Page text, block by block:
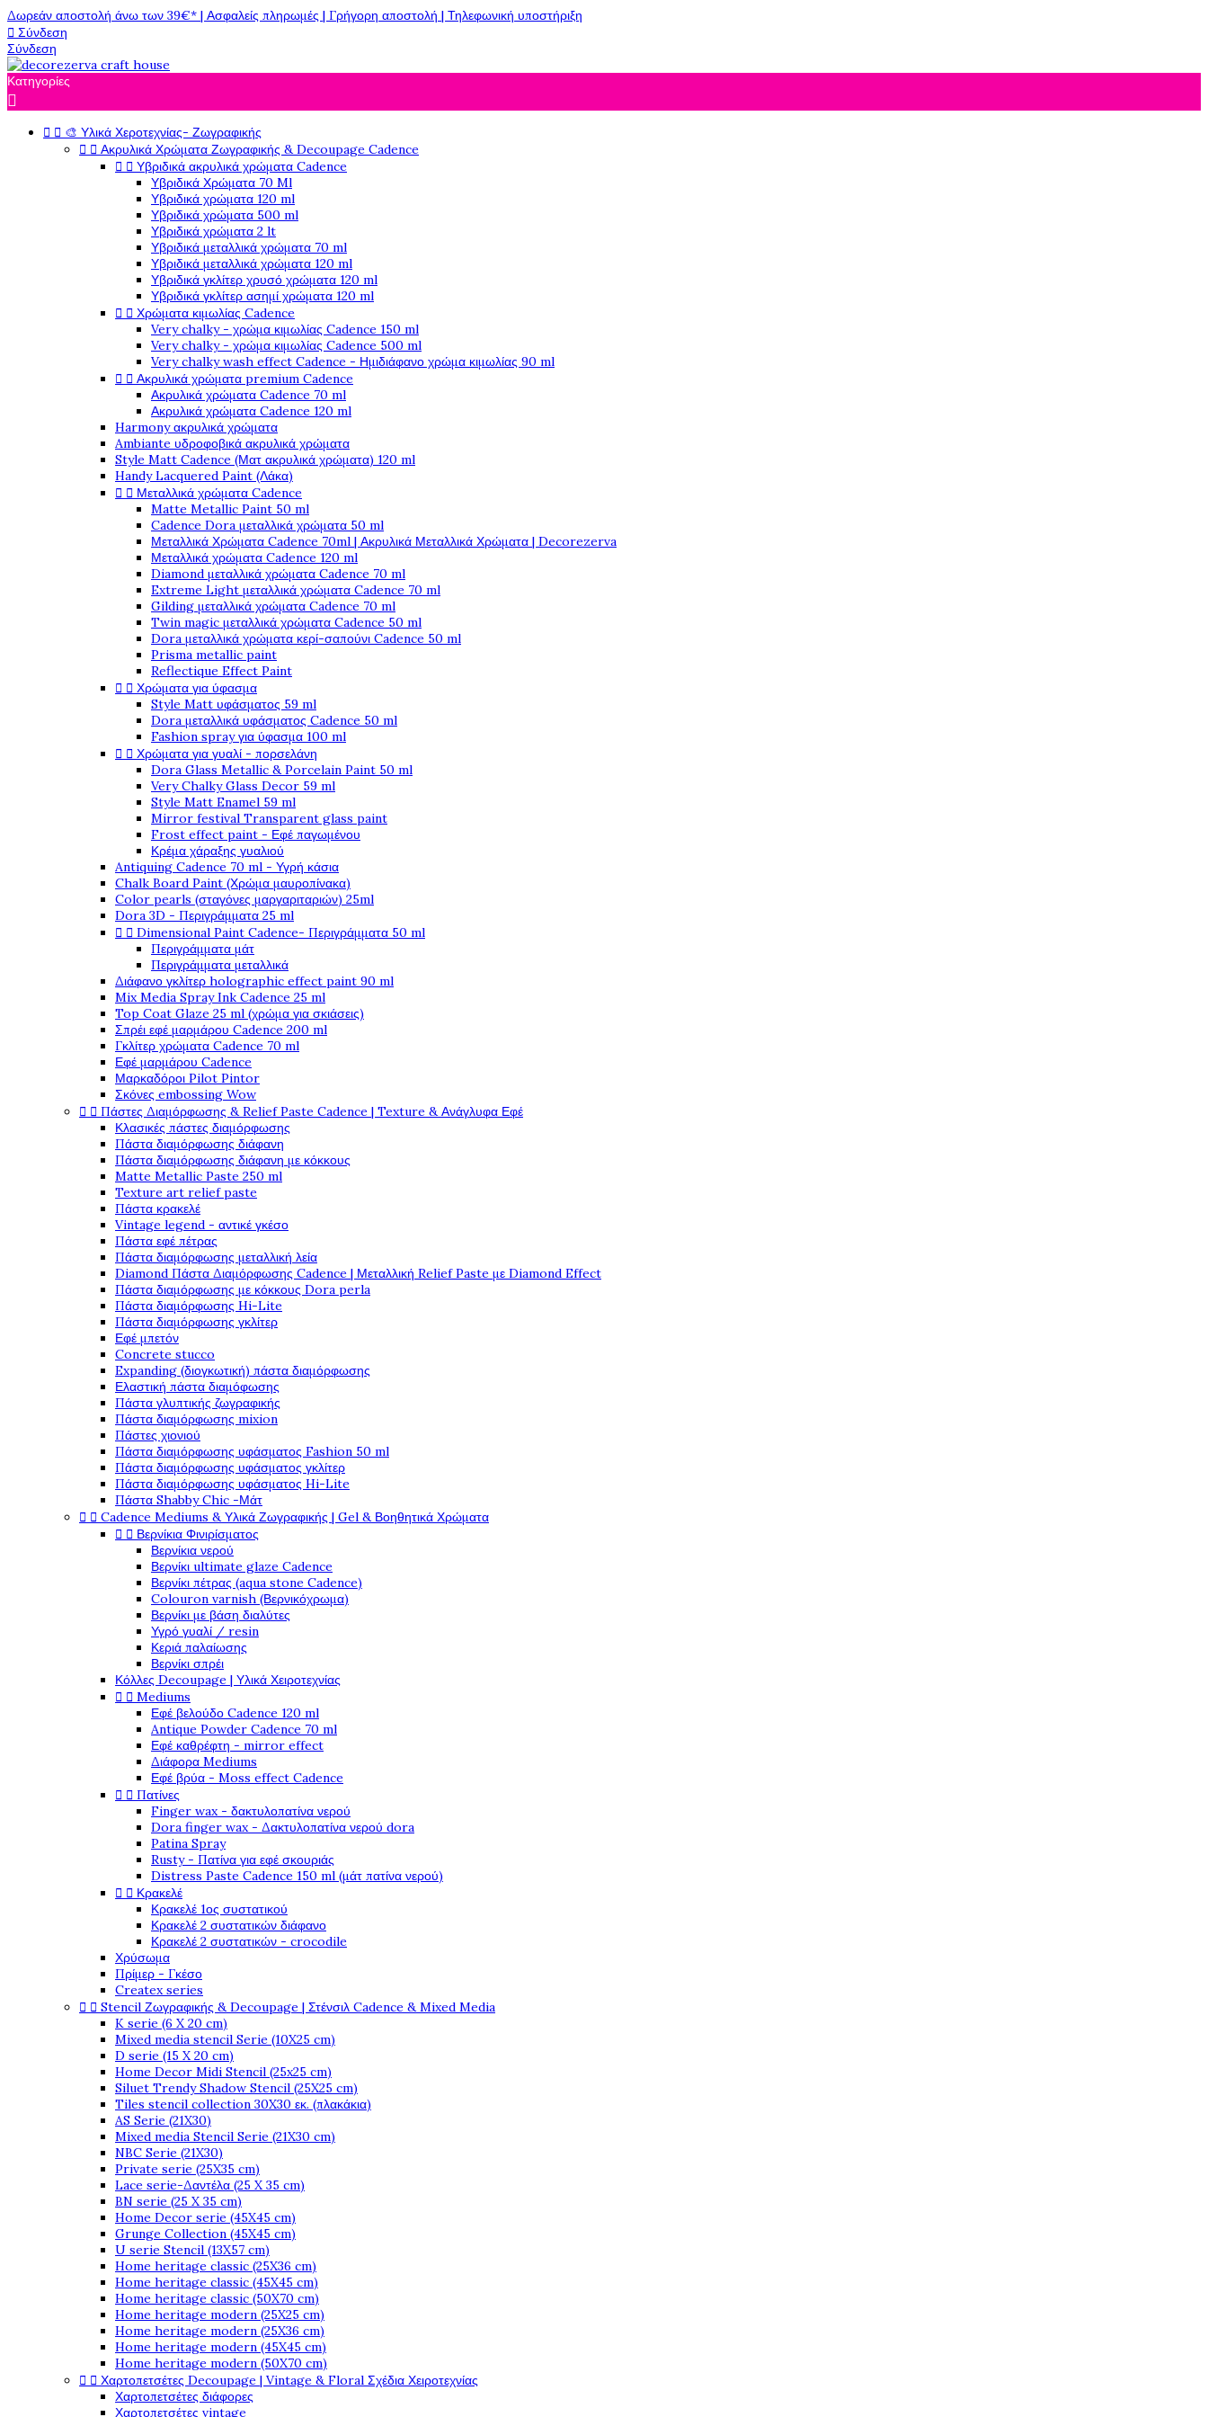
Δωρεάν αποστολή άνω των 39€* | Ασφαλείς πληρωμές | Γρήγορη αποστολή | Τηλεφωνική υποστήριξη
 Σύνδεση
Σύνδεση
Κατηγορίες

  🎨 Υλικά Χεροτεχνίας- Ζωγραφικής
  Ακρυλικά Χρώματα Ζωγραφικής & Decoupage Cadence
  Υβριδικά ακρυλικά χρώματα Cadence
Υβριδικά Χρώματα 70 Ml
Υβριδικά χρώματα 120 ml
Υβριδικά χρώματα 500 ml
Υβριδικά χρώματα 2 lt
Υβριδικά μεταλλικά χρώματα 70 ml
Υβριδικά μεταλλικά χρώματα 120 ml
Υβριδικά γκλίτερ χρυσό χρώματα 120 ml
Υβριδικά γκλίτερ ασημί χρώματα 120 ml
  Χρώματα κιμωλίας Cadence
Very chalky - χρώμα κιμωλίας Cadence 150 ml
Very chalky - χρώμα κιμωλίας Cadence 500 ml
Very chalky wash effect Cadence - Ημιδιάφανο χρώμα κιμωλίας 90 ml
  Ακρυλικά χρώματα premium Cadence
Ακρυλικά χρώματα Cadence 70 ml
Ακρυλικά χρώματα Cadence 120 ml
Harmony ακρυλικά χρώματα
Ambiante υδροφοβικά ακρυλικά χρώματα
Style Matt Cadence (Ματ ακρυλικά χρώματα) 120 ml
Handy Lacquered Paint (Λάκα)
  Μεταλλικά χρώματα Cadence
Matte Metallic Paint 50 ml
Cadence Dora μεταλλικά χρώματα 50 ml
Μεταλλικά Χρώματα Cadence 70ml | Ακρυλικά Μεταλλικά Χρώματα | Decorezerva
Μεταλλικά χρώματα Cadence 120 ml
Diamond μεταλλικά χρώματα Cadence 70 ml
Extreme Light μεταλλικά χρώματα Cadence 70 ml
Gilding μεταλλικά χρώματα Cadence 70 ml
Twin magic μεταλλικά χρώματα Cadence 50 ml
Dora μεταλλικά χρώματα κερί-σαπούνι Cadence 50 ml
Prisma metallic paint
Reflectique Effect Paint
  Χρώματα για ύφασμα
Style Matt υφάσματος 59 ml
Dora μεταλλικά υφάσματος Cadence 50 ml
Fashion spray για ύφασμα 100 ml
  Χρώματα για γυαλί - πορσελάνη
Dora Glass Metallic & Porcelain Paint 50 ml
Very Chalky Glass Decor 59 ml
Style Matt Enamel 59 ml
Mirror festival Transparent glass paint
Frost effect paint - Εφέ παγωμένου
Κρέμα χάραξης γυαλιού
Antiquing Cadence 70 ml - Υγρή κάσια
Chalk Board Paint (Χρώμα μαυροπίνακα)
Color pearls (σταγόνες μαργαριταριών) 25ml
Dora 3D - Περιγράμματα 25 ml
  Dimensional Paint Cadence- Περιγράμματα 50 ml
Περιγράμματα μάτ
Περιγράμματα μεταλλικά
Διάφανο γκλίτερ holographic effect paint 90 ml
Mix Media Spray Ink Cadence 25 ml
Top Coat Glaze 25 ml (χρώμα για σκιάσεις)
Σπρέι εφέ μαρμάρου Cadence 200 ml
Γκλίτερ χρώματα Cadence 70 ml
Εφέ μαρμάρου Cadence
Μαρκαδόροι Pilot Pintor
Σκόνες embossing Wow
  Πάστες Διαμόρφωσης & Relief Paste Cadence | Texture & Ανάγλυφα Εφέ
Κλασικές πάστες διαμόρφωσης
Πάστα διαμόρφωσης διάφανη
Πάστα διαμόρφωσης διάφανη με κόκκους
Matte Metallic Paste 250 ml
Texture art relief paste
Πάστα κρακελέ
Vintage legend - αντικέ γκέσο
Πάστα εφέ πέτρας
Πάστα διαμόρφωσης μεταλλική λεία
Diamond Πάστα Διαμόρφωσης Cadence | Μεταλλική Relief Paste με Diamond Effect
Πάστα διαμόρφωσης με κόκκους Dora perla
Πάστα διαμόρφωσης Hi-Lite
Πάστα διαμόρφωσης γκλίτερ
Εφέ μπετόν
Concrete stucco
Expanding (διογκωτική) πάστα διαμόρφωσης
Ελαστική πάστα διαμόφωσης
Πάστα γλυπτικής ζωγραφικής
Πάστα διαμόρφωσης mixion
Πάστες χιονιού
Πάστα διαμόρφωσης υφάσματος Fashion 50 ml
Πάστα διαμόρφωσης υφάσματος γκλίτερ
Πάστα διαμόρφωσης υφάσματος Hi-Lite
Πάστα Shabby Chic -Μάτ
  Cadence Mediums & Υλικά Ζωγραφικής | Gel & Βοηθητικά Χρώματα
  Βερνίκια Φινιρίσματος
Βερνίκια νερού
Βερνίκι ultimate glaze Cadence
Βερνίκι πέτρας (aqua stone Cadence)
Colouron varnish (Βερνικόχρωμα)
Βερνίκι με βάση διαλύτες
Υγρό γυαλί / resin
Κεριά παλαίωσης
Βερνίκι σπρέι
Κόλλες Decoupage | Υλικά Χειροτεχνίας
  Mediums
Εφέ βελούδο Cadence 120 ml
Antique Powder Cadence 70 ml
Εφέ καθρέφτη - mirror effect
Διάφορα Mediums
Εφέ βρύα - Moss effect Cadence
  Πατίνες
Finger wax - δακτυλοπατίνα νερού
Dora finger wax - Δακτυλοπατίνα νερού dora
Patina Spray
Rusty - Πατίνα για εφέ σκουριάς
Distress Paste Cadence 150 ml (μάτ πατίνα νερού)
  Κρακελέ
Κρακελέ 1ος συστατικού
Κρακελέ 2 συστατικών διάφανο
Κρακελέ 2 συστατικών - crocodile
Χρύσωμα
Πρίμερ - Γκέσο
Createx series
  Stencil Ζωγραφικής & Decoupage | Στένσιλ Cadence & Mixed Media
K serie (6 X 20 cm)
Mixed media stencil Serie (10X25 cm)
D serie (15 X 20 cm)
Home Decor Midi Stencil (25x25 cm)
Siluet Trendy Shadow Stencil (25X25 cm)
Tiles stencil collection 30X30 εκ. (πλακάκια)
AS Serie (21X30)
Mixed media Stencil Serie (21X30 cm)
NBC Serie (21X30)
Private serie (25X35 cm)
Lace serie-Δαντέλα (25 X 35 cm)
BN serie (25 X 35 cm)
Home Decor serie (45X45 cm)
Grunge Collection (45X45 cm)
U serie Stencil (13X57 cm)
Home heritage classic (25X36 cm)
Home heritage classic (45X45 cm)
Home heritage classic (50X70 cm)
Home heritage modern (25X25 cm)
Home heritage modern (25X36 cm)
Home heritage modern (45X45 cm)
Home heritage modern (50X70 cm)
  Χαρτοπετσέτες Decoupage | Vintage & Floral Σχέδια Χειροτεχνίας
Χαρτοπετσέτες διάφορες
Χαρτοπετσέτες vintage